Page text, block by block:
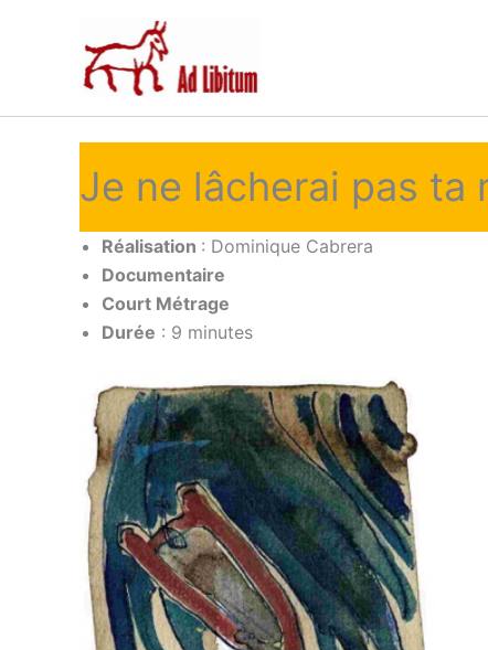
Je ne lâcherai pas ta
Réalisation : Dominique Cabrera
Documentaire
Court Métrage
Durée : 9 minutes